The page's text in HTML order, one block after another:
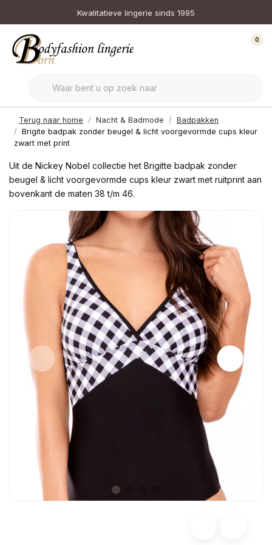
Kwalitatieve lingerie sinds 1995
0
Terug naar home Nacht & Badmode
Badpakken
Brigite badpak zonder beugel & licht voorgevormde cups kleur
zwart met print
Uit de Nickey Nobel collectie het Brigitte badpak zonder
beugel & licht voorgevormde cups kleur zwart met ruitprint aan
bovenkant de maten 38 t/m 46.